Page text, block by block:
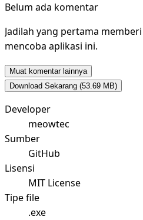
Belum ada komentar
Jadilah yang pertama
mencoba aplikasi ini.
Muat komentar lainnya
Download Sekarang (53.69 MB)
Developer
meowtec
Sumber
GitHub
Lisensi
MIT License
Tipe file
.exe